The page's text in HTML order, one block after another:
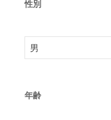
性別
年齢